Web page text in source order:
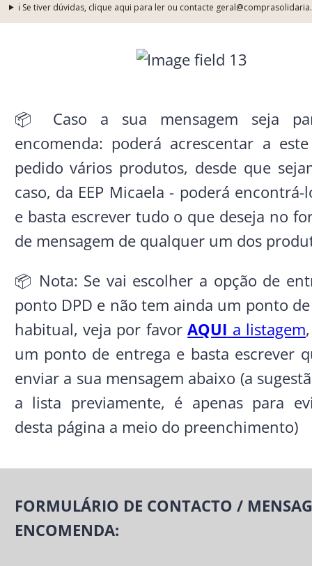
ℹ️ Se tiver dúvidas, clique aqui para ler ou contacte